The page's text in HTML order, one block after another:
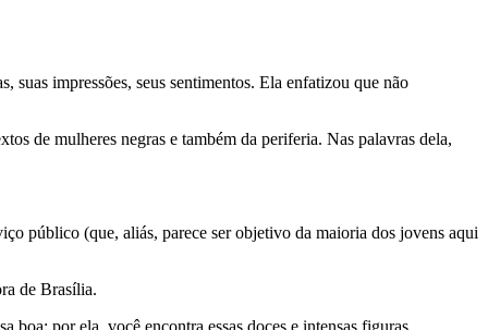
suas impressões, seus sentimentos. Ela enfatizou que não
de mulheres negras e também da periferia. Nas palavras dela,
público (que, aliás, parece ser objetivo da maioria dos jovens aqui
de Brasília.